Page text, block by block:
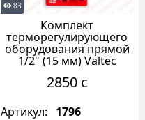
83
Комплект
терморегулирующего
оборудования прямой
1/2" (15 мм) Valtec
2850 c
Артикул: 1796